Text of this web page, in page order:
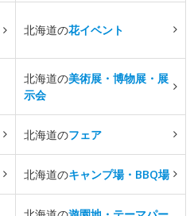
北海道の花イベント
北海道の美術展・博物展・展
示会
北海道のフェア
北海道のキャンプ場・BBQ場